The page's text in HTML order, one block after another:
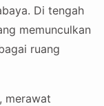
Di tengah
memunculkan
ruang
merawat